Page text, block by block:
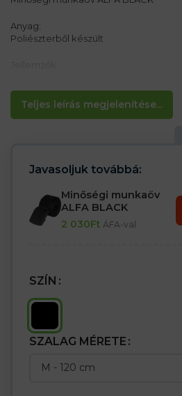
Teljes leírás megjelenítése...
Anyag:
Poliészterből készült
– Hossza kb 120 cm
– Szélesség 4 cm
– Az öv hosszának beállítási lehetősége
Javasoljuk továbbá:
Minőségi munkaöv
ALFA BLACK
2 030Ft ÁFA-val
SZÍN
SZALAG MÉRETE